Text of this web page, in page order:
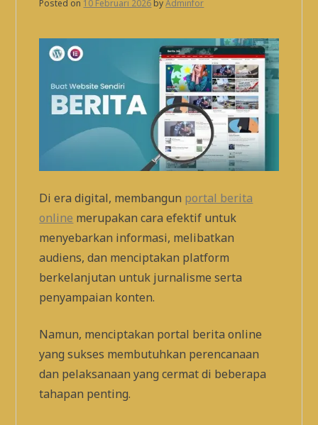
Posted on 10 Februari 2026 byAdminfor
Di era digital, membangun portal berita
online merupakan cara efektif untuk
menyebarkan informasi, melibatkan
audiens, dan menciptakan platform
berkelanjutan untuk jurnalisme serta
penyampaian konten.
Namun, menciptakan portal berita online
yang sukses membutuhkan perencanaan
dan pelaksanaan yang cermat di beberapa
tahapan penting.